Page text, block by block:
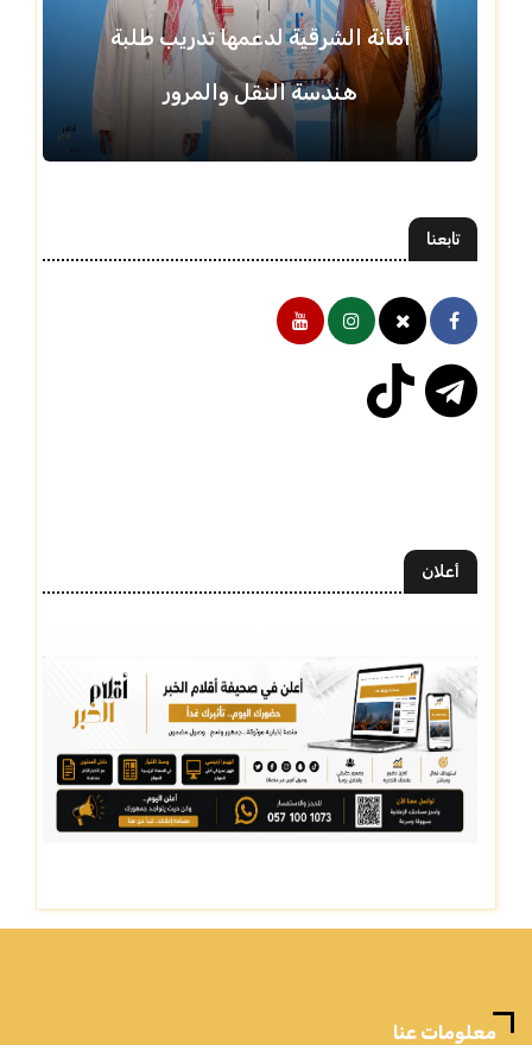
أمانة الشرقية لدعمها تدريب طلبة
هندسة النقل والمرور
تابعنا
أعلان
معلومات عنا